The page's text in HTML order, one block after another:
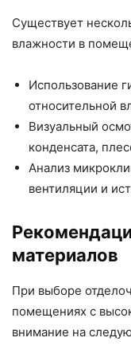
Существует
влажности в
Использование
относительной
Визуальный
конденсата,
Анализ
вентиляции и
материалов
При выборе
помещениях с
внимание на